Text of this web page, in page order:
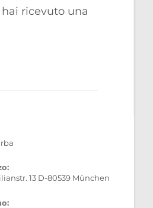
ricevuto una
13 D-80539 München